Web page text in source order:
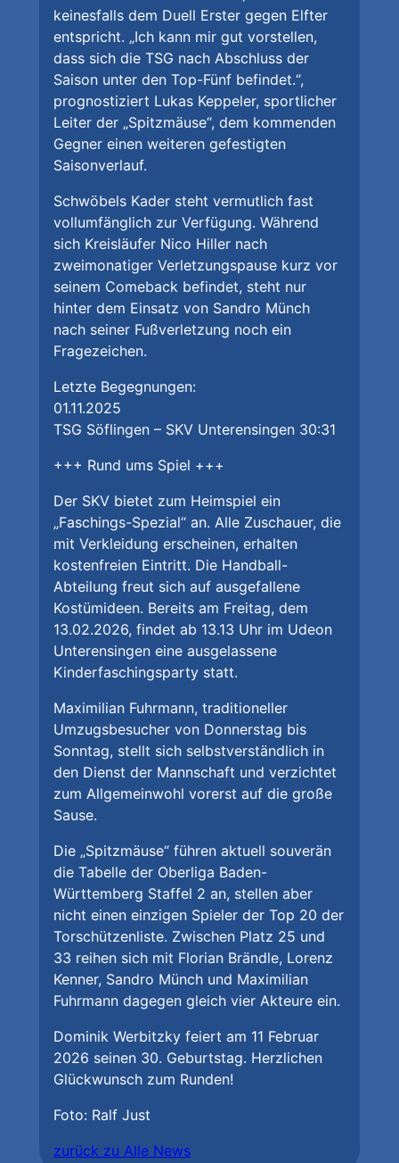
keinesfalls dem Duell Erster gegen Elfter
entspricht. „Ich kann mir gut vorstellen,
dass sich die TSG nach Abschluss der
Saison unter den Top-Fünf befindet.“,
prognostiziert Lukas Keppeler, sportlicher
Leiter der „Spitzmäuse“, dem kommenden
Gegner einen weiteren gefestigten
Saisonverlauf.
Schwöbels Kader steht vermutlich fast
vollumfänglich zur Verfügung. Während
sich Kreisläufer Nico Hiller nach
zweimonatiger Verletzungspause kurz vor
seinem Comeback befindet, steht nur
hinter dem Einsatz von Sandro Münch
nach seiner Fußverletzung noch ein
Fragezeichen.
Letzte Begegnungen:
01.11.2025
TSG Söflingen – SKV Unterensingen 30:31
+++ Rund ums Spiel +++
Der SKV bietet zum Heimspiel ein
„Faschings-Spezial“ an. Alle Zuschauer, die
mit Verkleidung erscheinen, erhalten
kostenfreien Eintritt. Die Handball-
Abteilung freut sich auf ausgefallene
Kostümideen. Bereits am Freitag, dem
13.02.2026, findet ab 13.13 Uhr im Udeon
Unterensingen eine ausgelassene
Kinderfaschingsparty statt.
Maximilian Fuhrmann, traditioneller
Umzugsbesucher von Donnerstag bis
Sonntag, stellt sich selbstverständlich in
den Dienst der Mannschaft und verzichtet
zum Allgemeinwohl vorerst auf die große
Sause.
Die „Spitzmäuse“ führen aktuell souverän
die Tabelle der Oberliga Baden-
Württemberg Staffel 2 an, stellen aber
nicht einen einzigen Spieler der Top 20 der
Torschützenliste. Zwischen Platz 25 und
33 reihen sich mit Florian Brändle, Lorenz
Kenner, Sandro Münch und Maximilian
Fuhrmann dagegen gleich vier Akteure ein.
Dominik Werbitzky feiert am 11 Februar
2026 seinen 30. Geburtstag. Herzlichen
Glückwunsch zum Runden!
Foto: Ralf Just
zurück zu Alle News